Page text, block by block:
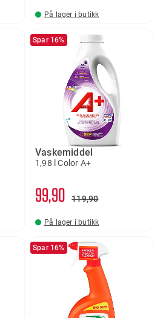
På lager i butikk
Spar 16%
Vaskemiddel
1,98 l Color A+
99 90 119 90
På lager i butikk
Spar 16%